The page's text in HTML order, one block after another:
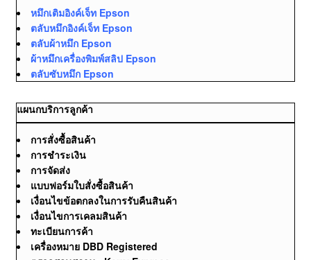
หมึกเติมอิงค์เจ็ท Epson
ตลับหมึกอิงค์เจ็ท Epson
ตลับผ้าหมึก Epson
ผ้าหมึกเครื่องพิมพ์สลิป Epson
ตลับซับหมึก Epson
แผนกบริการลูกค้า
การสั่งซื้อสินค้า
การชำระเงิน
การจัดส่ง
แบบฟอร์มใบสั่งซื้อสินค้า
เงื่อนไขข้อตกลงในการรับคืนสินค้า
เงื่อนไขการเคลมสินค้า
ทะเบียนการค้า
เครื่องหมาย DBD Registered